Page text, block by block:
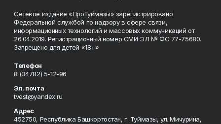
Сетевое издание «ПроТуймазы» зарегистрировано
Федеральной службой по надзору в сфере связи,
информационных технологий и массовых коммуникаций от
26.04.2019. Регистрационный номер СМИ ЭЛ № ФС 77-75680.
Запрещено для детей «18+»
Телефон
8 (34782) 5-12-96
Эл. почта
tvest@yandex.ru
Адрес
452750, Республика Башкортостан, г. Туймазы, ул. Мичурина,